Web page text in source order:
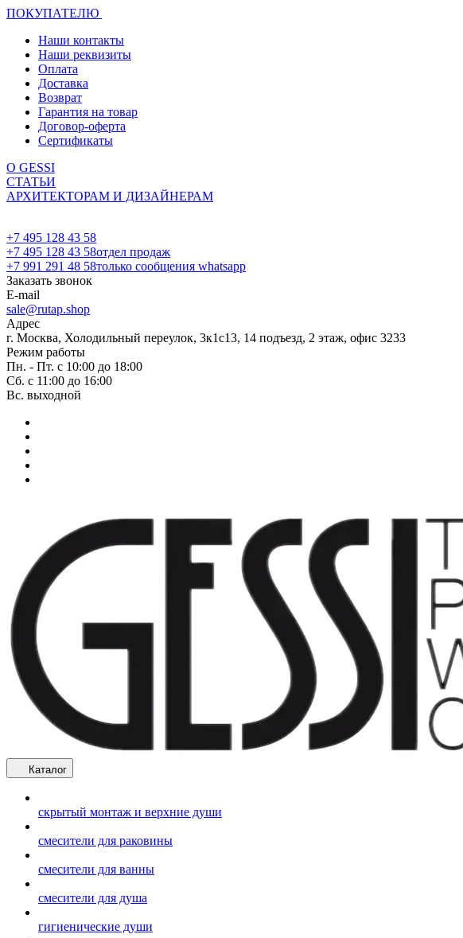
ПОКУПАТЕЛЮ
Наши контакты
Наши реквизиты
Оплата
Доставка
Возврат
Гарантия на товар
Договор-оферта
Сертификаты
О GESSI
СТАТЬИ
АРХИТЕКТОРАМ И ДИЗАЙНЕРАМ
+7 495 128 43 58
+7 495 128 43 58отдел продаж
+7 991 291 48 58только сообщения whatsapp
Заказать звонок
E-mail
sale@rutap.shop
Адрес
г. Москва, Холодильный переулок, 3к1с13, 14 подъезд, 2 этаж, офис 3233
Режим работы
Пн. - Пт. с 10:00 до 18:00
Сб. с 11:00 до 16:00
Вс. выходной
Каталог
скрытый монтаж и верхние души
смесители для раковины
смесители для ванны
смесители для душа
гигиенические души